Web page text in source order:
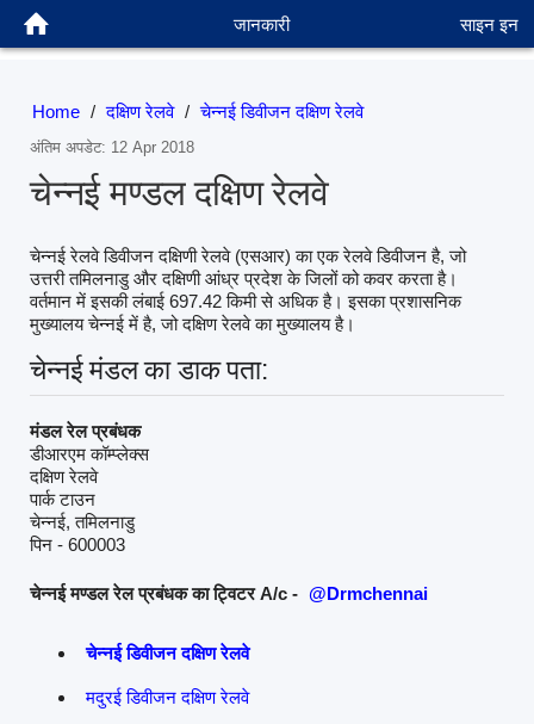
जानकारी साइन इन
Home / दक्षिण रेलवे / चेन्नई डिवीजन दक्षिण रेलवे
अंतिम अपडेट: 12 Apr 2018
चेन्नई मण्डल दक्षिण रेलवे
चेन्नई रेलवे डिवीजन दक्षिणी रेलवे (एसआर) का एक रेलवे डिवीजन है, जो
उत्तरी तमिलनाडु और दक्षिणी आंध्र प्रदेश के जिलों को कवर करता है।
वर्तमान में इसकी लंबाई 697.42 किमी से अधिक है। इसका प्रशासनिक
मुख्यालय चेन्नई में है, जो दक्षिण रेलवे का मुख्यालय है।
चेन्नई मंडल का डाक पता:
मंडल रेल प्रबंधक
डीआरएम कॉम्प्लेक्स
दक्षिण रेलवे
पार्क टाउन
चेन्नई, तमिलनाडु
पिन - 600003
चेन्नई मण्डल रेल प्रबंधक का ट्विटर A/c - @Drmchennai
चेन्नई डिवीजन दक्षिण रेलवे
मदुरई डिवीजन दक्षिण रेलवे